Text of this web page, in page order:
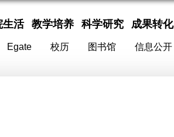
生活 教学培养 科学研究 成果转化
Egate 校历 图书馆 信息公开